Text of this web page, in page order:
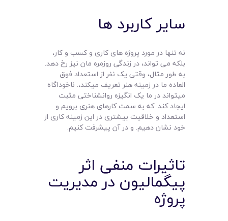
سایر کاربرد ها
نه تنها در مورد پروژه های کاری و کسب و کار،
بلکه می تواند، در زندگی روزمره مان نیز رخ دهد.
به طور مثال، وقتی یک نفر از استعداد فوق
العاده ما در زمینه هنر تعریف میکند،. ناخوداگاه
میتواند در ما یک انگیزه روانشناختی مثبت
ایجاد کند. که به سمت کارهای هنری برویم و
استعداد و خلاقیت بیشتری در این زمینه کاری از
خود نشان دهیم. و در آن پیشرفت کنیم.
تاثیرات منفی اثر
پیگمالیون در مدیریت
پروژه